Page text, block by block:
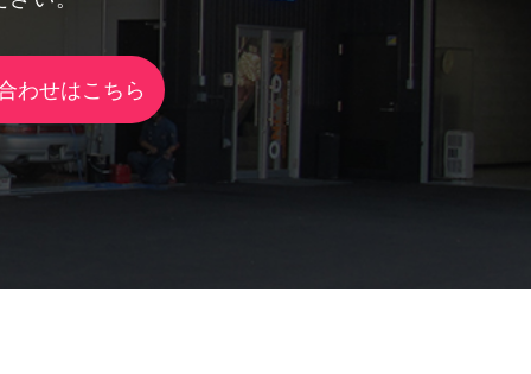
わせはこちら